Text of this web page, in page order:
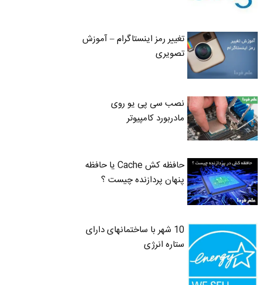
تغییر رمز اینستاگرام – آموزش
تصویری
نصب سی پی یو روی
مادربورد کامپیوتر
حافظه کش Cache یا حافظه
پنهان پردازنده چیست ؟
10 شهر با ساختمانهای دارای
ستاره انرژی